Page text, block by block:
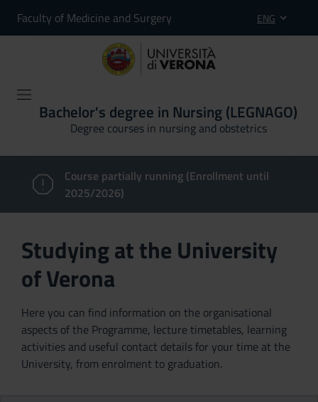
Faculty of Medicine and Surgery ENG
Bachelor's degree in Nursing (LEGNAGO)
Degree courses in nursing and obstetrics
Course partially running (Enrollment until
2025/2026)
Studying at the University
of Verona
Here you can find information on the organisational
aspects of the Programme, lecture timetables, learning
activities and useful contact details for your time at the
University, from enrolment to graduation.